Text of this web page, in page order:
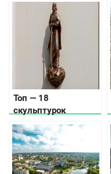
Топ — 18
скульптурок
проекта Шукай для
семейного квеста